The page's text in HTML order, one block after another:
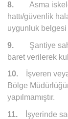
8. Asma
hattı/güvenlik
uygunluk belgesi
9. Şantiye
baret verilerek
10.
İşveren
Bölge
yapılmamıştır.
11. İşyerinde